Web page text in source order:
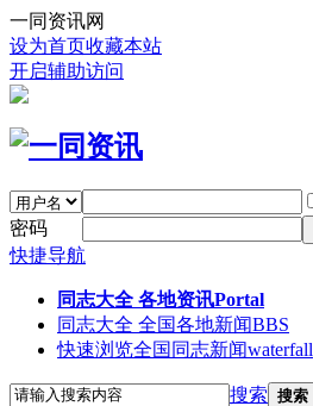
一同资讯网
设为首页收藏本站
开启辅助访问
密码
快捷导航
同志大全 各地资讯Portal
同志大全 全国各地新闻BBS
快速浏览全国同志新闻waterfall
搜索 搜索